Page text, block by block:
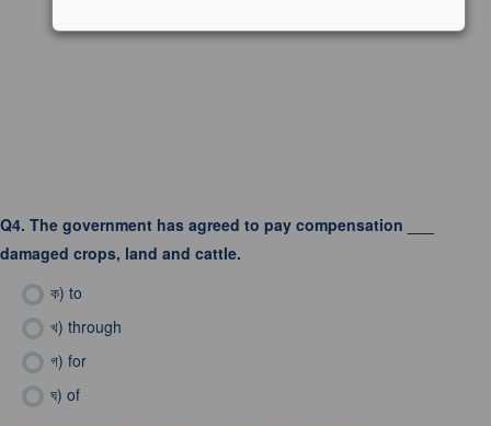
Q4. The government has agreed to pay compensation ___
damaged crops, land and cattle.
ক) to
খ) through
গ) for
ঘ) of